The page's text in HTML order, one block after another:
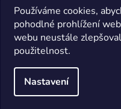
Používáme cookies,
pohodlné prohlížení
webu neustále
použitelnost.
Nastavení
práva vyhrazena.